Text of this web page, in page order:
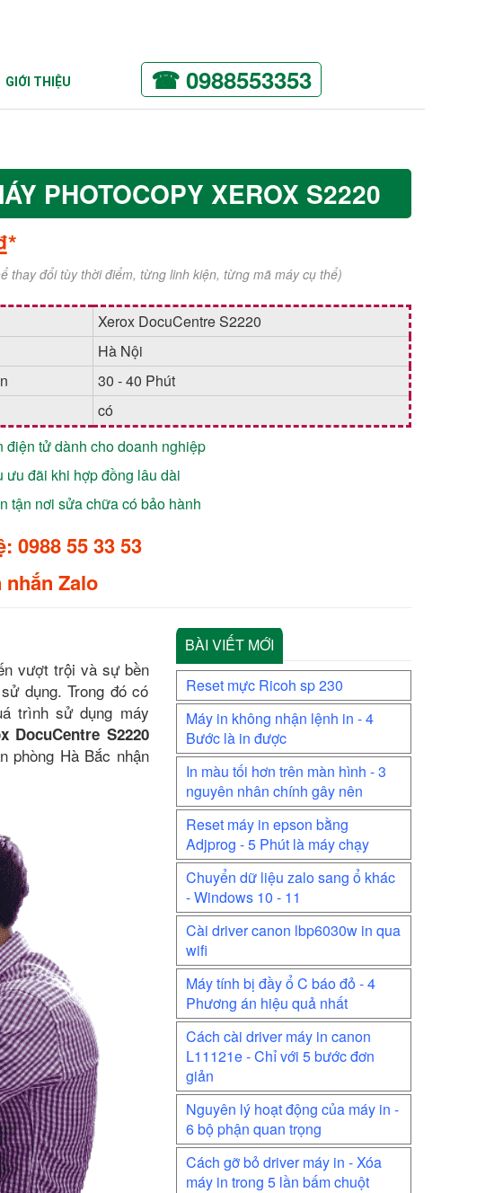
GIỚI THIỆU ☎ 0988553353
PHOTOCOPY XEROX S2220
thay đổi tùy thời điểm, từng linh kiện, từng mã máy cụ thể)
Xerox DocuCentre S2220
Hà Nội
30 - 40 Phút
có
điện tử dành cho doanh nghiệp
ưu đãi khi hợp đồng lâu dài
tận nơi sửa chữa có bảo hành
0988 55 33 53
Zalo
vượt trội và sự bền
dụng. Trong đó có
trình sử dụng máy
DocuCentre S2220
phòng Hà Bắc nhận
BÀI VIẾT MỚI
Reset mực Ricoh sp 230
Máy in không nhận lệnh in - 4
Bước là in được
In màu tối hơn trên màn hình - 3
nguyên nhân chính gây nên
Reset máy in epson bằng
Adjprog - 5 Phút là máy chạy
Chuyển dữ liệu zalo sang ổ khác
- Windows 10 - 11
Cài driver canon lbp6030w in qua
wifi
Máy tính bị đầy ổ C báo đỏ - 4
Phương án hiệu quả nhất
Cách cài driver máy in canon
L11121e - Chỉ với 5 bước đơn
giản
Nguyên lý hoạt động của máy in -
6 bộ phận quan trọng
Cách gỡ bỏ driver máy in - Xóa
máy in trong 5 lần bấm chuột